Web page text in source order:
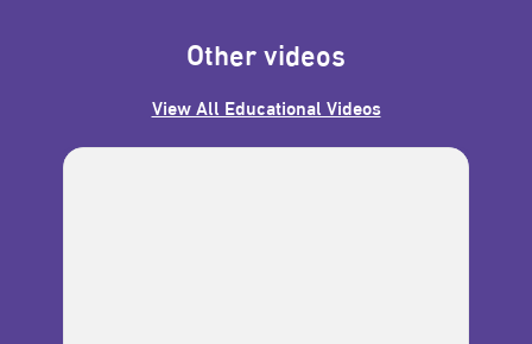
Other videos
View All Educational Videos